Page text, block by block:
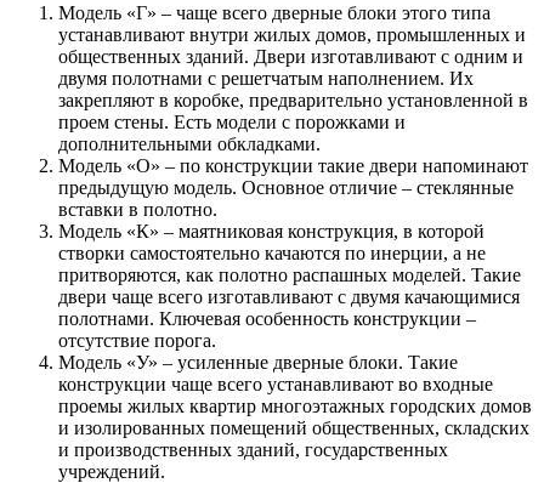
Модель «Г» – чаще всего дверные блоки этого типа
устанавливают внутри жилых домов, промышленных и
общественных зданий. Двери изготавливают с одним и
двумя полотнами с решетчатым наполнением. Их
закрепляют в коробке, предварительно установленной в
проем стены. Есть модели с порожками и
дополнительными обкладками.
Модель «О» – по конструкции такие двери напоминают
предыдущую модель. Основное отличие – стеклянные
вставки в полотно.
Модель «К» – маятниковая конструкция, в которой
створки самостоятельно качаются по инерции, а не
притворяются, как полотно распашных моделей. Такие
двери чаще всего изготавливают с двумя качающимися
полотнами. Ключевая особенность конструкции –
отсутствие порога.
Модель «У» – усиленные дверные блоки. Такие
конструкции чаще всего устанавливают во входные
проемы жилых квартир многоэтажных городских домов
и изолированных помещений общественных, складских
и производственных зданий, государственных
учреждений.